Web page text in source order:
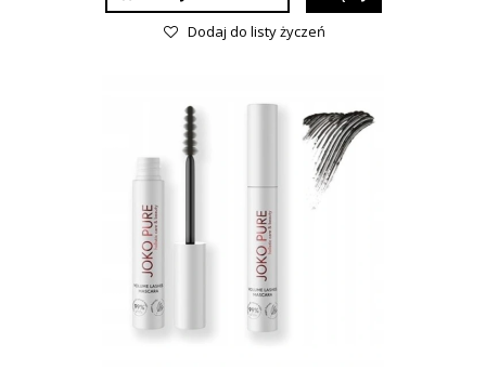
Dodaj do listy życzeń